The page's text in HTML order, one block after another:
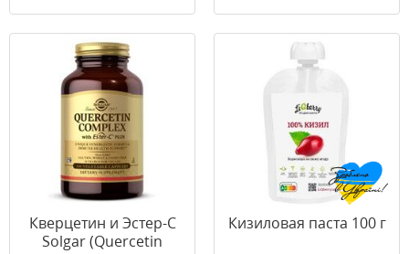
Кверцетин и Эстер-С
Solgar (Quercetin
Кизиловая паста 100 г